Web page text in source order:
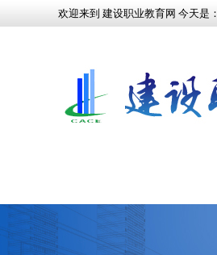
欢迎来到 建设职业教育网 今天是：